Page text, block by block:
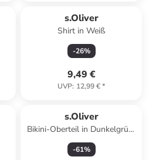
s.Oliver
Shirt in Weiß
-26%
9,49 €
UVP: 12,99 €*
s.Oliver
Bikini-Oberteil in Dunkelgrün/
Creme
-61%